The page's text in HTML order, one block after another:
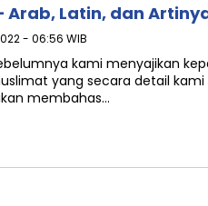
Arab, Latin, dan
- 06:56 WIB
kami menyajikan
yang secara detail kami
membahas…